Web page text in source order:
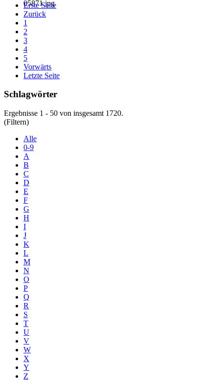
Erste Seite
Zurück
1
2
3
4
5
Vorwärts
Letzte Seite
Schlagwörter
Ergebnisse 1 - 50 von insgesamt 1720.
(Filtern)
Alle
0-9
A
B
C
D
E
F
G
H
I
J
K
L
M
N
O
P
Q
R
S
T
U
V
W
X
Y
Z